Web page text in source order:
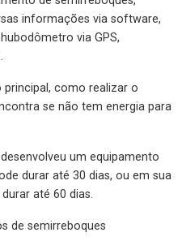
informações via software,
via GPS,
principal, como realizar o
se não tem energia para
um equipamento
durar até 30 dias, ou em sua
até 60 dias.
de semirreboques